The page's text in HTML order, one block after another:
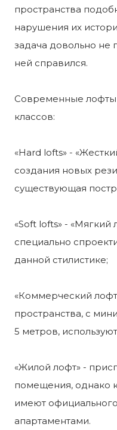
пространства
нарушения их
задача довольно не
ней справился.
Современные лофты
классов:
«Hard lofts» -
создания новых
существующая
«Soft lofts» - «Мягкий
специально
данной стилистике;
«Коммерческий
пространства, с
5 метров,
«Жилой лофт» -
помещения, однако
имеют
апартаментами.